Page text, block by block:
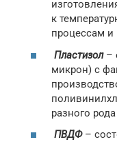
к
процессам и
Пластизол–
микрон) с
разного
ПВДФ–